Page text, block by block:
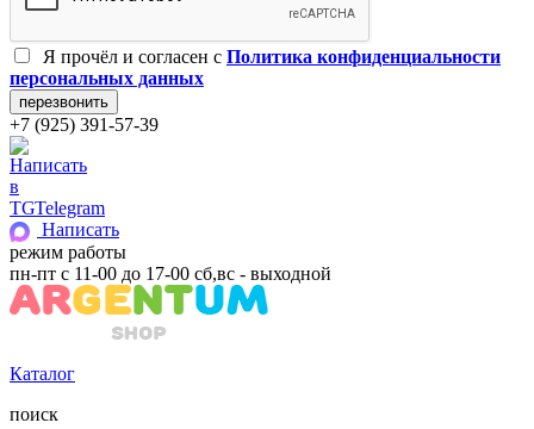
Я прочёл и согласен c Политика конфиденциальности
персональных данных
+7 (925) 391-57-39
Telegram
Написать
режим работы
пн-пт с 11-00 до 17-00 сб,вс - выходной
Каталог
поиск